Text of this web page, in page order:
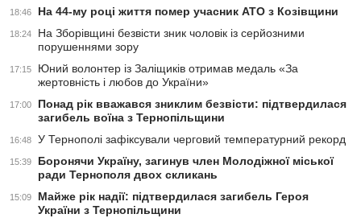
18:46 На 44-му році життя помер учасник АТО з Козівщини
18:24
На Зборівщині безвісти зник чоловік із серйозними
порушеннями зору
17:15
Юний волонтер із Заліщиків отримав медаль «За
жертовність і любов до України»
17:00
Понад рік вважався зниклим безвісти: підтвердилася
загибель воїна з Тернопільщини
16:48 У Тернополі зафіксували черговий температурний рекорд
15:39
Боронячи Україну, загинув член Молодіжної міської
ради Тернополя двох скликань
15:09
Майже рік надії: підтвердилася загибель Героя
України з Тернопільщини